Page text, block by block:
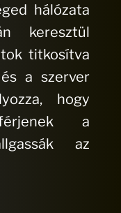
hálózata
keresztül
titkosítva
a szerver
hogy
a
az